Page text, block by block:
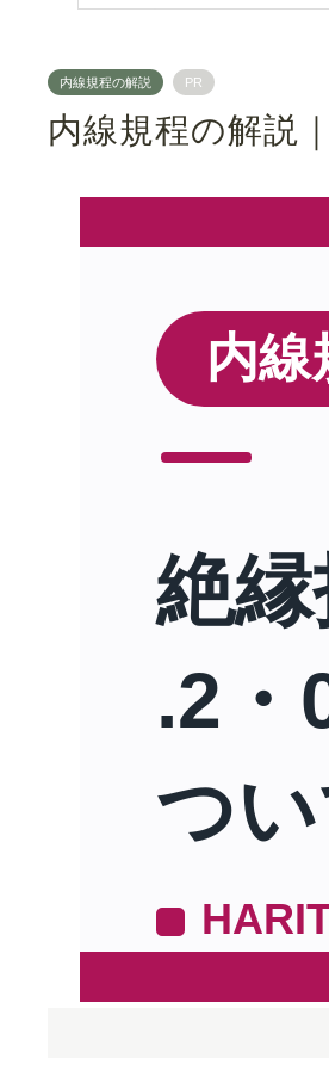
内線規程の解説 PR
内線規程の解説